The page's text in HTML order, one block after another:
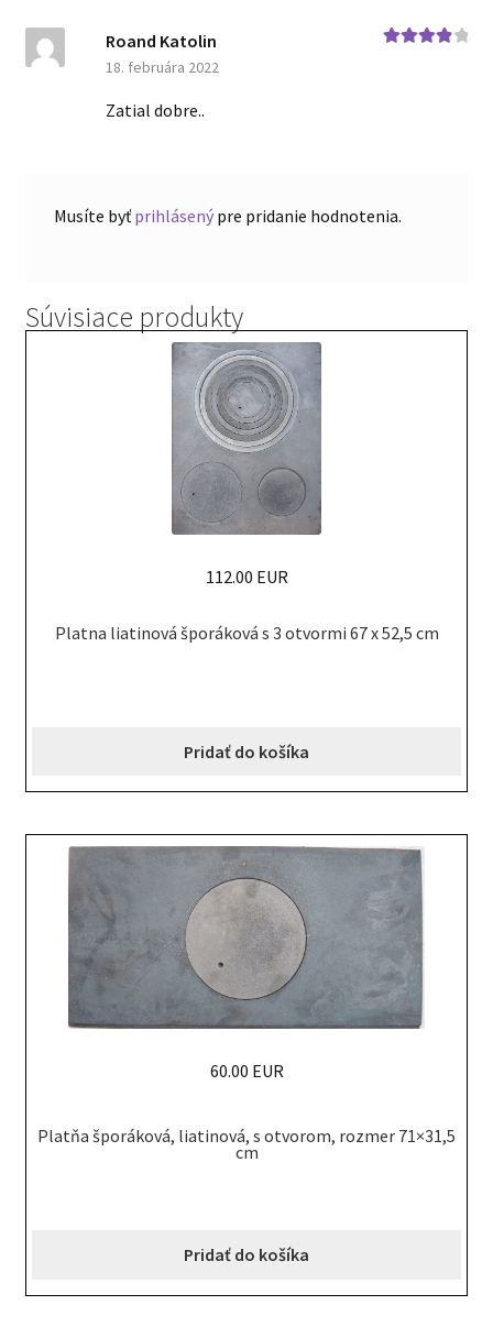
Roand Katolin
18. februára 2022
Zatial dobre..
Musíte byť prihlásenýpre pridanie hodnotenia.
Súvisiace produkty
Platna liatinová šporáková s 3 otvormi 67 x 52,5 cm
112.00 EUR
Pridať do košíka
Platňa šporáková, liatinová, s otvorom, rozmer 71×31,5
cm
60.00 EUR
Pridať do košíka